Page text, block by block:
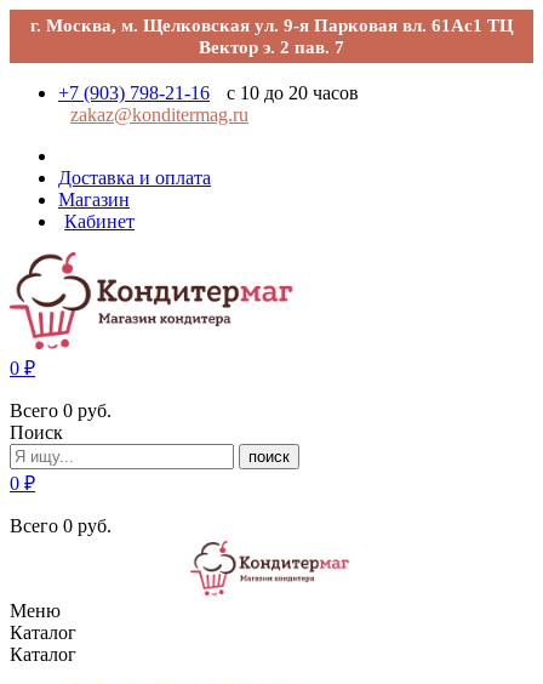
г. Москва, м. Щелковская ул. 9-я Парковая вл. 61Ас1 ТЦ
Вектор э. 2 пав. 7
+7 (903) 798-21-16
с 10 до 20 часов
zakaz@konditermag.ru
Доставка и оплата
Магазин
Кабинет
0 ₽
Всего 0 руб.
Поиск
поиск
0 ₽
Всего 0 руб.
Меню
Каталог
Каталог